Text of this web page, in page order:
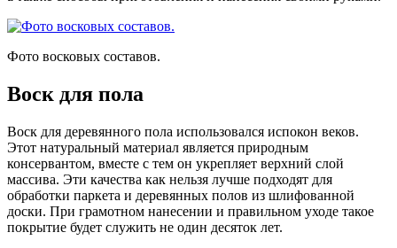
Фото восковых составов.
Воск для пола
Воск для деревянного пола использовался испокон веков.
Этот натуральный материал является природным
консервантом, вместе с тем он укрепляет верхний слой
массива. Эти качества как нельзя лучше подходят для
обработки паркета и деревянных полов из шлифованной
доски. При грамотном нанесении и правильном уходе такое
покрытие будет служить не один десяток лет.